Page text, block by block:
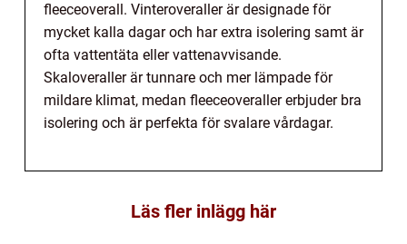
fleeceoverall. Vinteroveraller är designade för
mycket kalla dagar och har extra isolering samt är
ofta vattentäta eller vattenavvisande.
Skaloveraller är tunnare och mer lämpade för
mildare klimat, medan fleeceoveraller erbjuder bra
isolering och är perfekta för svalare vårdagar.
Läs fler inlägg här